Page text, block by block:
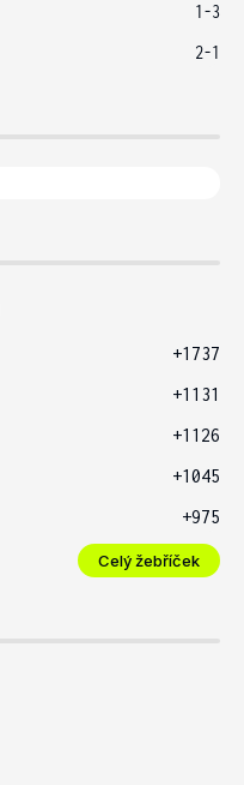
1-3
2-1
+1737
+1131
+1126
+1045
+975
Celý žebříček